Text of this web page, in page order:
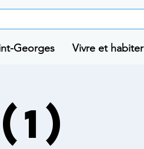
Georges Vivre et habiter